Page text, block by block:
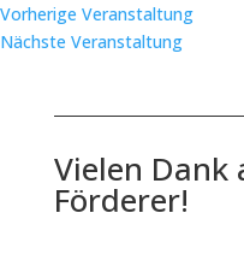
Vorherige Veranstaltung
Nächste Veranstaltung
Vielen Dank
Förderer!